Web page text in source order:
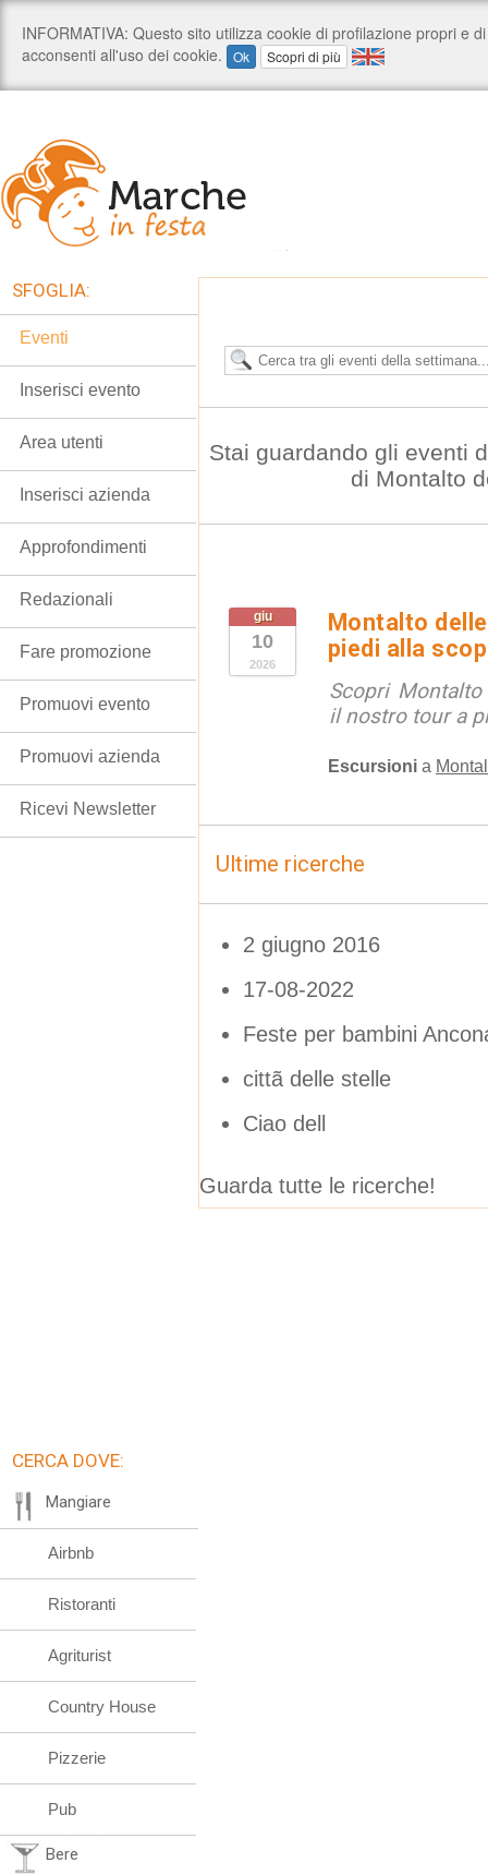
Stai guardando gli eventi
di Montalto
giu
10
2026
Montalto
piedi alla
Scopri
il nostro tour a
Escursioni a
Ultime ricerche
2 giugno 2016
17-08-2022
Feste per bambini
cittã delle stelle
Ciao dell
Guarda tutte le ricerche!
SFOGLIA:
Eventi
Inserisci evento
Area utenti
Inserisci azienda
Approfondimenti
Redazionali
Fare promozione
Promuovi evento
Promuovi azienda
Ricevi Newsletter
CERCA DOVE:
Mangiare
Airbnb
Ristoranti
Agriturist
Country House
Pizzerie
Pub
Bere